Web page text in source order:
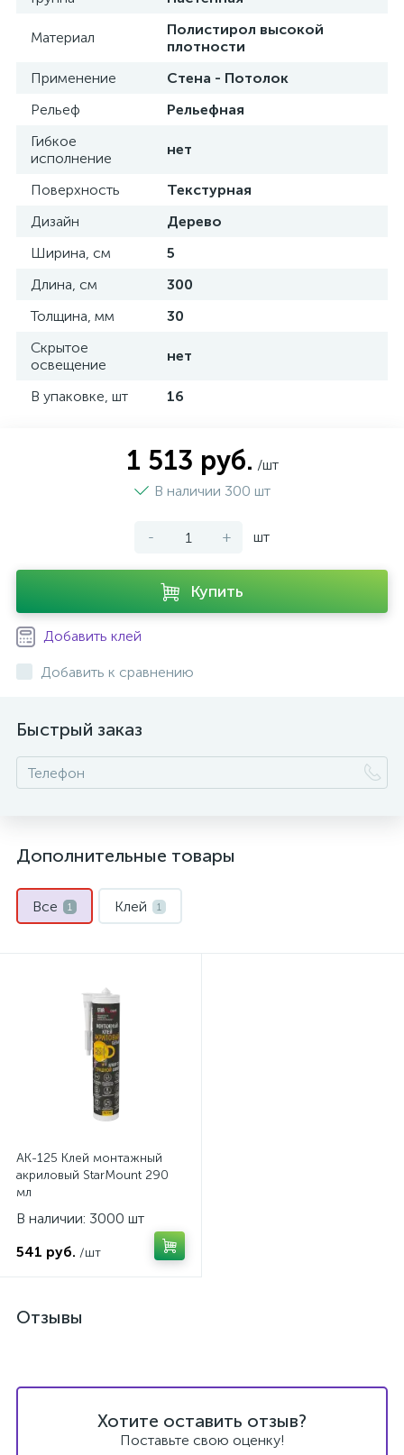
Материал
Полистирол высокой
плотности
Применение
Стена - Потолок
Рельеф
Рельефная
Гибкое
исполнение
нет
Поверхность
Текстурная
Дизайн
Дерево
Ширина, см
5
Длина, см
300
Толщина, мм
30
Скрытое
освещение
нет
В упаковке, шт 16
1 513 руб. /шт
В наличии 300 шт
- + шт
Купить
Добавить клей
Добавить к сравнению
Быстрый заказ
Дополнительные товары
Все 1 Клей 1
AK-125 Клей монтажный
акриловый StarMount 290
мл
В наличии: 3000 шт
541 руб. /шт
Отзывы
Хотите оставить отзыв?
Поставьте свою оценку!